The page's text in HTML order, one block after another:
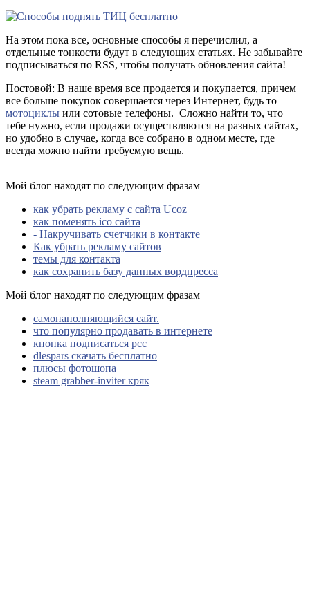
На этом пока все, основные способы я перечислил, а
отдельные тонкости будут в следующих статьях. Не забывайте
подписываться по RSS, чтобы получать обновления сайта!
Постовой: В наше время все продается и покупается, причем
все больше покупок совершается через Интернет, будь то
мотоциклы или сотовые телефоны. Сложно найти то, что
тебе нужно, если продажи осуществляются на разных сайтах,
но удобно в случае, когда все собрано в одном месте, где
всегда можно найти требуемую вещь.
Мой блог находят по следующим фразам
как убрать рекламу с сайта Ucoz
как поменять ico сайта
- Накручивать счетчики в контакте
Как убрать рекламу сайтов
темы для контакта
как сохранить базу данных вордпресса
Мой блог находят по следующим фразам
самонаполняющийся сайт.
что популярно продавать в интернете
кнопка подписаться рсс
dlespars скачать бесплатно
плюсы фотошопа
steam grabber-inviter кряк